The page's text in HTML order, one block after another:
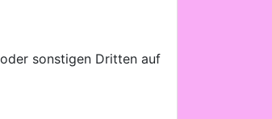
sonstigen Dritten auf